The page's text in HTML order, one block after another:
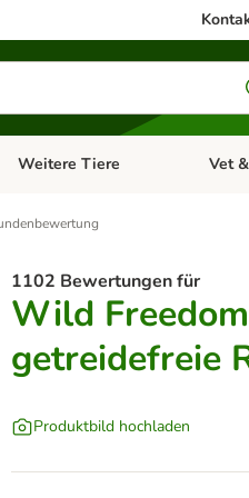
Kategorie-Menü öffnen:
Weitere Tiere Vet
1102 Bewertungen für
Wild
getreidefreie
Produktbild hochladen